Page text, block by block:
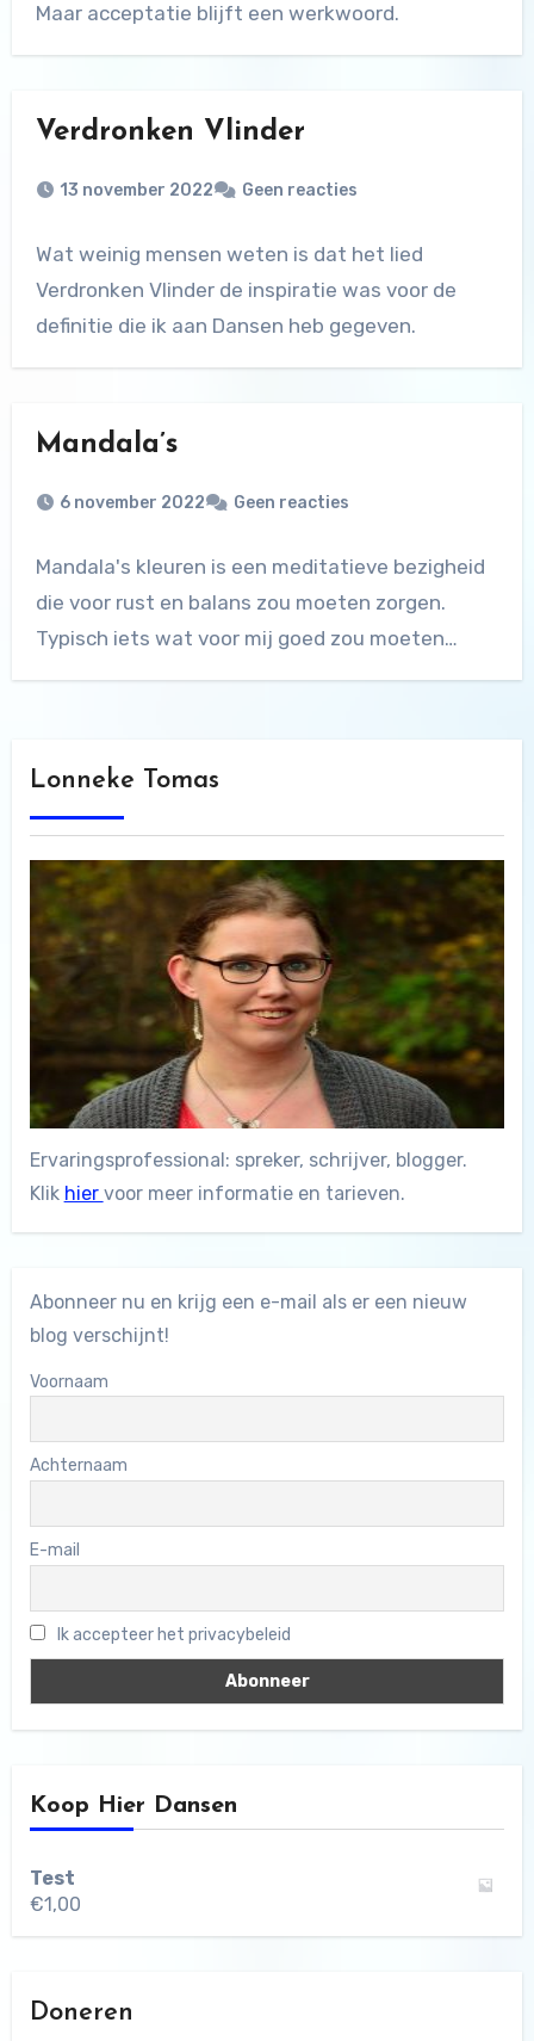
Maar acceptatie blijft een werkwoord.
Verdronken Vlinder
13 november 2022 Geen reacties
Wat weinig mensen weten is dat het lied
Verdronken Vlinder de inspiratie was voor de
definitie die ik aan Dansen heb gegeven.
Mandala’s
6 november 2022 Geen reacties
Mandala's kleuren is een meditatieve bezigheid
die voor rust en balans zou moeten zorgen.
Typisch iets wat voor mij goed zou moeten…
Lonneke Tomas
Ervaringsprofessional: spreker, schrijver, blogger.
Klik hier voor meer informatie en tarieven.
Abonneer nu en krijg een e-mail als er een nieuw
blog verschijnt!
Voornaam
Achternaam
E-mail
Ik accepteer het privacybeleid
Koop Hier Dansen
Test
€1,00
Doneren